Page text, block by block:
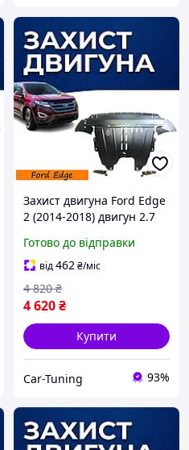
Захист двигуна Ford Edge
2 (2014-2018) двигун 2.7
Закриває Радіатор, КПП і
ДВС піддон картера.
Готово до відправки
від462₴/міс
4 620₴
4 820 ₴
Купити
Car-Tuning 93%